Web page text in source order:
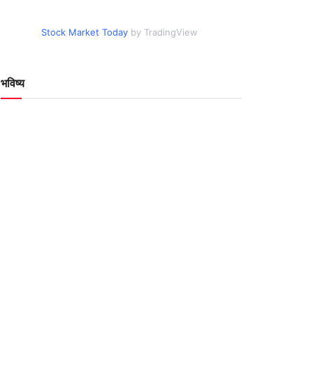
Stock Market Today by TradingView
भविष्य